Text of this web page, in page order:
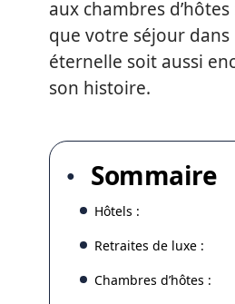
aux chambres
que votre séjour dans
éternelle soit aussi
son histoire.
Sommaire
Hôtels :
Retraites de luxe :
Chambres d’hôtes :